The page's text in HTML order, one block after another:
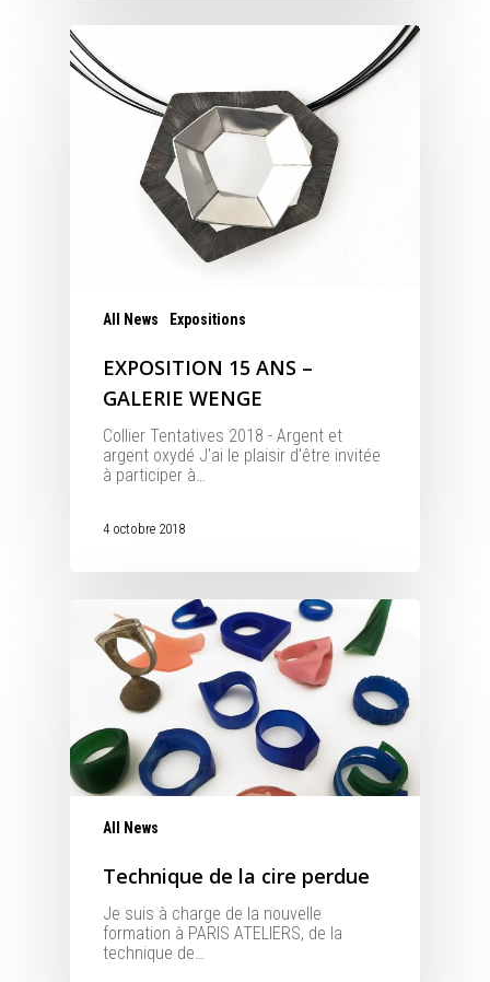
All News Expositions
EXPOSITION 15 ANS –
GALERIE WENGE
Collier Tentatives 2018 - Argent et
argent oxydé J'ai le plaisir d'être invitée
à participer à…
4 octobre 2018
All News
Technique de la cire perdue
Je suis à charge de la nouvelle
formation à PARIS ATELIERS, de la
technique de…